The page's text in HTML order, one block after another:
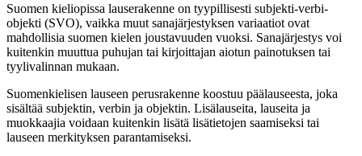
Suomen kieliopissa lauserakenne on tyypillisesti subjekti-verbi-
objekti (SVO), vaikka muut sanajärjestyksen variaatiot ovat
mahdollisia suomen kielen joustavuuden vuoksi. Sanajärjestys voi
kuitenkin muuttua puhujan tai kirjoittajan aiotun painotuksen tai
tyylivalinnan mukaan.
Suomenkielisen lauseen perusrakenne koostuu päälauseesta, joka
sisältää subjektin, verbin ja objektin. Lisälauseita, lauseita ja
muokkaajia voidaan kuitenkin lisätä lisätietojen saamiseksi tai
lauseen merkityksen parantamiseksi.